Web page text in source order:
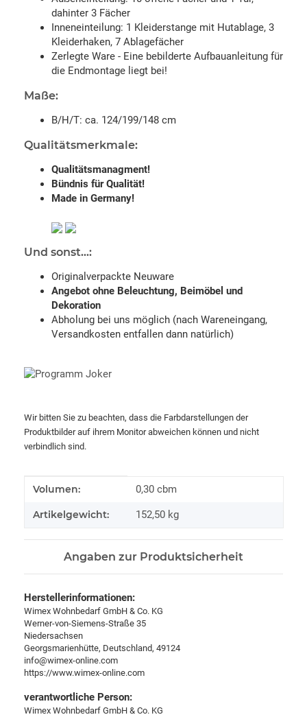
dahinter 3 Fächer
Inneneinteilung: 1 Kleiderstange mit Hutablage, 3
Kleiderhaken, 7 Ablagefächer
Zerlegte Ware - Eine bebilderte Aufbauanleitung für
die Endmontage liegt bei!
Maße:
B/H/T: ca. 124/199/148 cm
Qualitätsmerkmale:
Qualitätsmanagment!
Bündnis für Qualität!
Made in Germany!
Und sonst...:
Originalverpackte Neuware
Angebot ohne Beleuchtung, Beimöbel und
Dekoration
Abholung bei uns möglich (nach Wareneingang,
Versandkosten entfallen dann natürlich)
Wir bitten Sie zu beachten, dass die Farbdarstellungen der
Produktbilder auf ihrem Monitor abweichen können und nicht
verbindlich sind.
Produkteigenschaft
Wert
Volumen: 0,30 cbm
Artikelgewicht: 152,50 kg
Angaben zur Produktsicherheit
Herstellerinformationen:
Wimex Wohnbedarf GmbH & Co. KG
Werner-von-Siemens-Straße 35
Niedersachsen
Georgsmarienhütte, Deutschland, 49124
info@wimex-online.com
https://www.wimex-online.com
verantwortliche Person:
Wimex Wohnbedarf GmbH & Co. KG